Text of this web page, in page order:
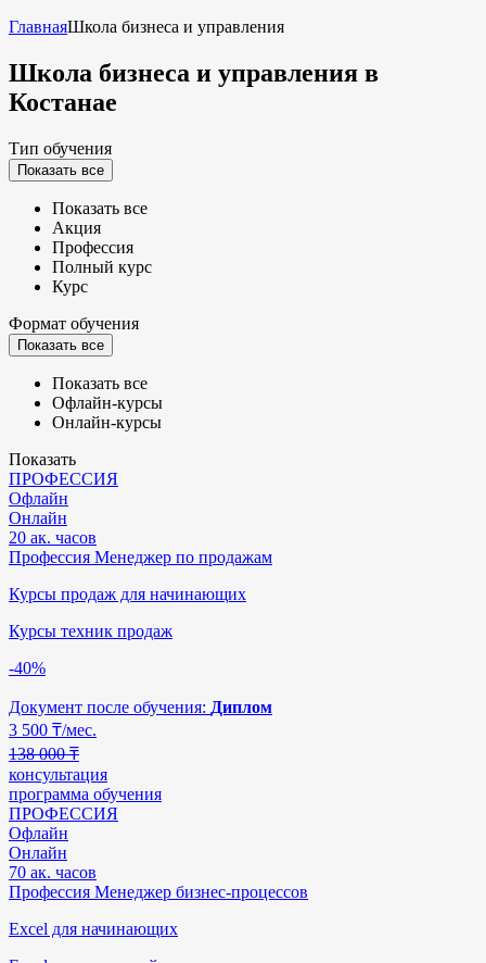
ГлавнаяШкола бизнеса и управления
Школа бизнеса и управления в
Костанае
Тип обучения
Показать все
Показать все
Акция
Профессия
Полный курс
Курс
Формат обучения
Показать все
Показать все
Офлайн-курсы
Онлайн-курсы
Показать
ПРОФЕССИЯ
Офлайн
Онлайн
20 ак. часов
Профессия Менеджер по продажам
Курсы продаж для начинающих
Курсы техник продаж
-40%
Документ после обучения: Диплом
3 500 ₸/мес.
138 000 ₸
консультация
программа обучения
ПРОФЕССИЯ
Офлайн
Онлайн
70 ак. часов
Профессия Менеджер бизнес-процессов
Excel для начинающих